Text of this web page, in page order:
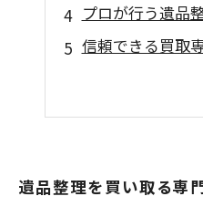
プロが行う遺品
信頼できる買取
遺品整理を買い取る専